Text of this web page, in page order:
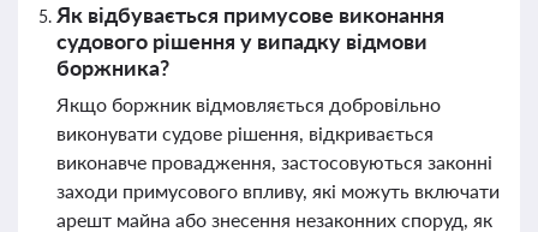
Як відбувається примусове виконання
судового рішення у випадку відмови
боржника?
Якщо боржник відмовляється добровільно
виконувати судове рішення, відкривається
виконавче провадження, застосовуються законні
заходи примусового впливу, які можуть включати
арешт майна або знесення незаконних споруд, як